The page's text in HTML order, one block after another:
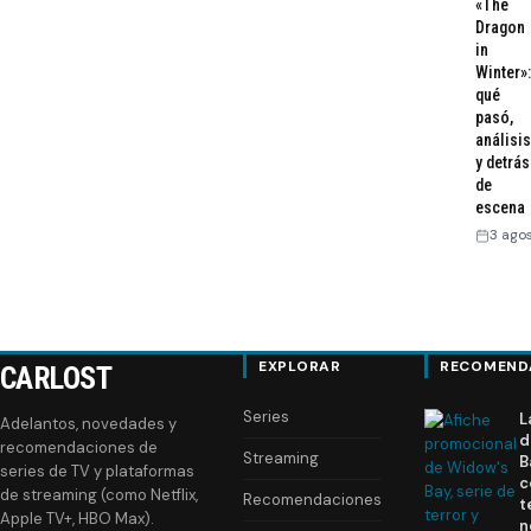
«The
Dragon
in
Winter»:
qué
pasó,
análisis
y detrás
de
escena
3
CARLOST
Adelantos, novedades y
recomendaciones de
series de TV y plataformas
de streaming (como Netflix,
Apple TV+, HBO Max).
EXPLORAR
Series
Streaming
Recomendaciones